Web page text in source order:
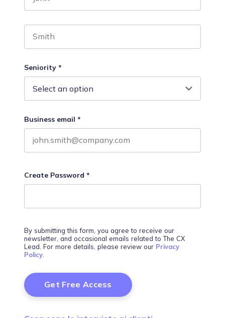
Seniority *
Business email *
Create Password *
By submitting this form, you agree to receive our
newsletter, and occasional emails related to The CX
Lead. For more details, please review our Privacy
Policy.